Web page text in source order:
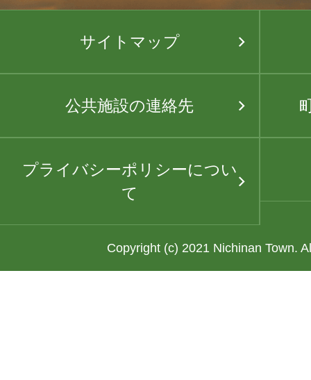
サイトマップ
公共施設の連絡先
プライバシーポリシーについ
て
Copyright (c) 2021 Nichinan Town.